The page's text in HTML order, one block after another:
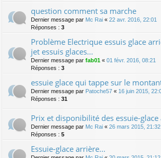
question comment sa marche
Dernier message par Mc Rai « 22 avr. 2016, 22:01
Réponses : 3
Problème Electrique essuis glace
jet essuis glaces...
Dernier message par fab01 « 01 févr. 2016, 08:21
Réponses : 3
essuie glace qui tappe sur le
Dernier message par Patoche57 « 16 juin 2015,
Réponses : 31
Prix et disponibilité des essuie-
Dernier message par Mc Rai « 26 mars 2015, 21:32
Réponses : 5
Essuie-glace arrière...